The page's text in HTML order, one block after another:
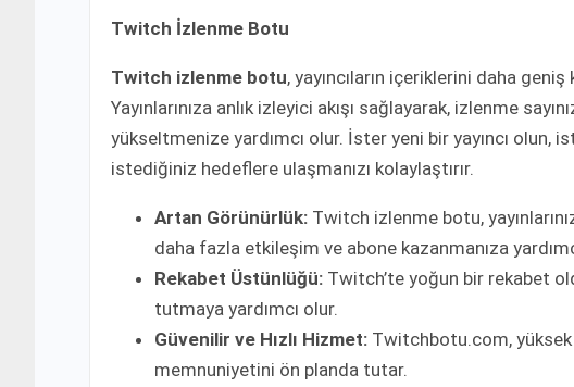
Twitch İzlenme Botu
Twitch izlenme botu, yayıncıların içeriklerini daha
Yayınlarınıza anlık izleyici akışı sağlayarak, izlenme
yükseltmenize yardımcı olur. İster yeni bir yayıncı
istediğiniz hedeflere ulaşmanızı kolaylaştırır.
Artan Görünürlük: Twitch izlenme botu,
daha fazla etkileşim ve abone kazanmanıza
Rekabet Üstünlüğü: Twitch’te yoğun bir rekabet
tutmaya yardımcı olur.
Güvenilir ve Hızlı Hizmet: Twitchbotu.com, yüksek
memnuniyetini ön planda tutar.